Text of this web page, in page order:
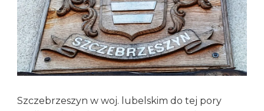
Szczebrzeszyn w woj. lubelskim do tej pory